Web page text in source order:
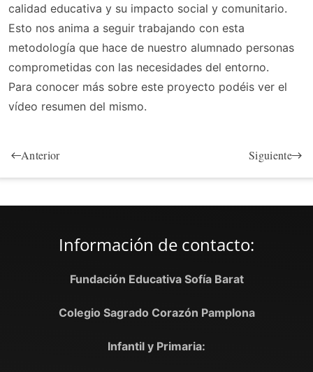
calidad educativa y su impacto social y comunitario.
Esto nos anima a seguir trabajando con esta
metodología que hace de nuestro alumnado personas
comprometidas con las necesidades del entorno.
Para conocer más sobre este proyecto podéis ver el
vídeo resumen del mismo.
Anterior Siguiente
Información de contacto:
Fundación Educativa Sofía Barat
Colegio Sagrado Corazón Pamplona
Infantil y Primaria: